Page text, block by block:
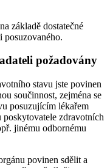
základě dostatečné
posuzovaného.
požadovány
stavu jste povinen
součinnost, zejména se
posuzujícím lékařem
zdravotních
jinému odbornému
povinen sdělit a